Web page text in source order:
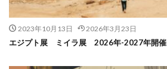
2023年10月13日 2026年3月23日
エジプト展 ミイラ展 2026年-2027年開催